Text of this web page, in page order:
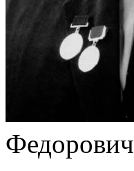
Федорович